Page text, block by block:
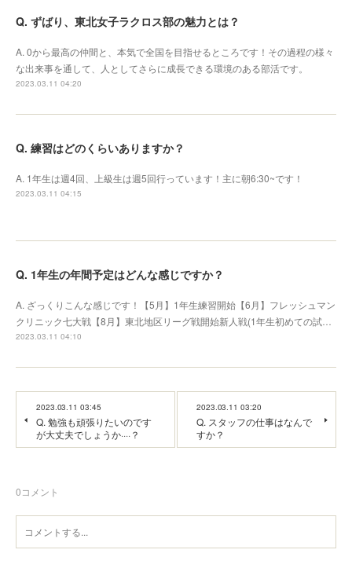
Q. ずばり、東北女子ラクロス部の魅力とは？
A. 0から最高の仲間と、本気で全国を目指せるところです！その過程の様々
な出来事を通して、人としてさらに成長できる環境のある部活です。
2023.03.11 04:20
Q. 練習はどのくらいありますか？
A. 1年生は週4回、上級生は週5回行っています！主に朝6:30~です！
2023.03.11 04:15
Q. 1年生の年間予定はどんな感じですか？
A. ざっくりこんな感じです！【5月】1年生練習開始【6月】フレッシュマン
クリニック七大戦【8月】東北地区リーグ戦開始新人戦(1年生初めての試…
2023.03.11 04:10
2023.03.11 03:45
Q. 勉強も頑張りたいのです
が大丈夫でしょうか····？
2023.03.11 03:20
Q. スタッフの仕事はなんで
すか？
0コメント